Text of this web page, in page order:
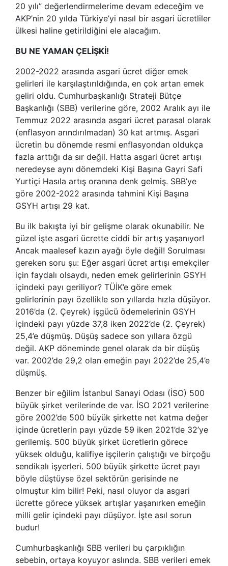
20 yılı” değerlendirmelerime devam edeceğim ve
AKP’nin 20 yılda Türkiye’yi nasıl bir asgari ücretliler
ülkesi haline getirildiğini ele alacağım.
BU NE YAMAN ÇELİŞKİ!
2002-2022 arasında asgari ücret diğer emek
gelirleri ile karşılaştırıldığında, en çok artan emek
geliri oldu. Cumhurbaşkanlığı Strateji Bütçe
Başkanlığı (SBB) verilerine göre, 2002 Aralık ayı ile
Temmuz 2022 arasında asgari ücret parasal olarak
(enflasyon arındırılmadan) 30 kat artmış. Asgari
ücretin bu dönemde resmi enflasyondan oldukça
fazla arttığı da sır değil. Hatta asgari ücret artışı
neredeyse aynı dönemdeki Kişi Başına Gayri Safi
Yurtiçi Hasıla artış oranına denk gelmiş. SBB’ye
göre 2002-2022 arasında tahmini Kişi Başına
GSYH artışı 29 kat.
Bu ilk bakışta iyi bir gelişme olarak okunabilir. Ne
güzel işte asgari ücrette ciddi bir artış yaşanıyor!
Ancak maalesef kazın ayağı öyle değil! Sorulması
gereken soru şu: Eğer asgari ücret artışı emekçiler
için faydalı olsaydı, neden emek gelirlerinin GSYH
içindeki payı geriliyor? TÜİK’e göre emek
gelirlerinin payı özellikle son yıllarda hızla düşüyor.
2016’da (2. Çeyrek) işgücü ödemelerinin GSYH
içindeki payı yüzde 37,8 iken 2022’de (2. Çeyrek)
25,4’e düşmüş. Düşüş sadece son yıllara özgü
değil. AKP döneminde genel olarak da bir düşüş
var. 2002’de 29,2 olan emeğin payı 2022’de 25,4’e
düşmüş.
Benzer bir eğilim İstanbul Sanayi Odası (İSO) 500
büyük şirket verilerinde de var. İSO 2021 verilerine
göre 2002’de 500 büyük şirkette net katma değer
içinde ücretlerin payı yüzde 59 iken 2021’de 32’ye
gerilemiş. 500 büyük şirket ücretlerin görece
yüksek olduğu, kalifiye işçilerin çalıştığı ve birçoğu
sendikalı işyerleri. 500 büyük şirkette ücret payı
böyle düştüyse özel sektörün gerisinde ne
olmuştur kim bilir! Peki, nasıl oluyor da asgari
ücrette görece yüksek artışlar yaşanırken emeğin
milli gelir içindeki payı düşüyor. İşte asıl sorun
budur!
Cumhurbaşkanlığı SBB verileri bu çarpıklığın
sebebin, ortaya koyuyor aslında. SBB verileri emek